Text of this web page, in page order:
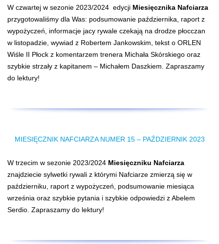
W czwartej w sezonie 2023/2024 edycji Miesięcznika Nafciarza
przygotowaliśmy dla Was: podsumowanie października, raport z
wypożyczeń, informacje jacy rywale czekają na drodze płocczan
w listopadzie, wywiad z Robertem Jankowskim, tekst o ORLEN
Wiśle II Płock z komentarzem trenera Michała Skórskiego oraz
szybkie strzały z kapitanem – Michałem Daszkiem. Zapraszamy
do lektury!
MIESIĘCZNIK NAFCIARZA NUMER 15 – PAŹDZIERNIK 2023
W trzecim w sezonie 2023/2024 Miesięczniku Nafciarza
znajdziecie sylwetki rywali z którymi Nafciarze zmierzą się w
październiku, raport z wypożyczeń, podsumowanie miesiąca
września oraz szybkie pytania i szybkie odpowiedzi z Abelem
Serdio. Zapraszamy do lektury!